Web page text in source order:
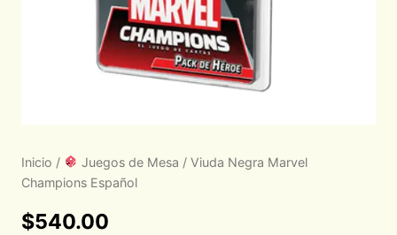
Inicio / Juegos de Mesa / Viuda Negra Marvel
Champions Español
$540.00